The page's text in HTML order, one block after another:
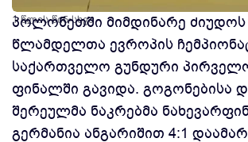
1 წლის წინ სხვა
პოლონეთში მიმდინარე ძიუდოს
წლამდელთა ევროპის
საქართველო გუნდური
ფინალში გავიდა. გოგონებისა
შერეულმა ნაკრებმა
გერმანია ანგარიშით 4:1